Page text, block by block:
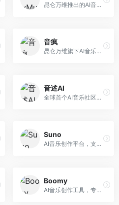
昆仑万维推出的AI音乐创作平台，基于天工大模型。面向音乐创作者，支持歌词生成、旋律创作、音乐编曲等服务，中文音乐创作能力强。
音疯
昆仑万维旗下AI音乐创作平台，专注于音乐内容生成。面向音乐爱好者和内容创作者，提供多种风格音乐生成，操作简便，创作速度快。
音述AI
全球首个AI音乐社区平台，整合创作与分享功能。面向音乐创作者和爱好者，提供音乐创作、作品分享、社区交流等服务，社区氛围活跃。
Suno
AI音乐创作平台，支持通过文字描述生成完整歌曲，包含歌词、旋律和人声。面向音乐爱好者、内容创作者和独立音乐人，操作门槛低，创作速度快，支持多种音乐风格，为音乐创作带来全新可能。
Boomy
AI音乐创作工具，专注于快速音乐生成与发布。面向音乐爱好者和业余创作者，支持一键生成原创音乐，可直接发布到音乐平台，创作门槛低。